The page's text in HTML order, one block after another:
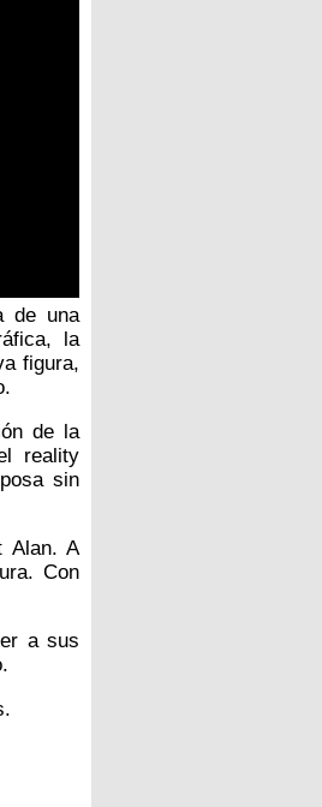
de una
la
figura,
de la
reality
sin
Alan. A
Con
a sus